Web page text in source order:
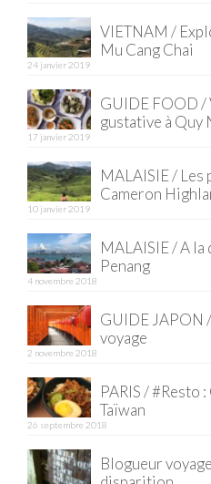
VIETNAM /
Mu Cang Chai
24 janvier 2019
GUIDE FOOD /
gustative à Quy
17 janvier 2019
MALAISIE / Les
Cameron
10 janvier 2019
MALAISIE / A la
Penang
4 novembre 2018
GUIDE JAPON
voyage
2 novembre 2018
PARIS / #Resto
Taïwan
26 septembre 2018
Blogueur